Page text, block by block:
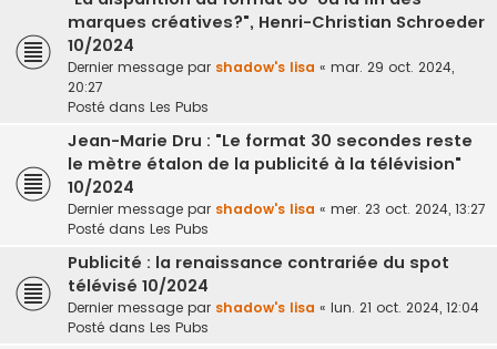
marques créatives?", Henri-Christian Schroeder
10/2024
Dernier message par shadow's lisa « mar. 29 oct. 2024,
20:27
Posté dans Les Pubs
Jean-Marie Dru : "Le format 30 secondes reste
le mètre étalon de la publicité à la télévision"
10/2024
Dernier message par shadow's lisa « mer. 23 oct. 2024, 13:27
Posté dans Les Pubs
Publicité : la renaissance contrariée du spot
télévisé 10/2024
Dernier message par shadow's lisa « lun. 21 oct. 2024, 12:04
Posté dans Les Pubs